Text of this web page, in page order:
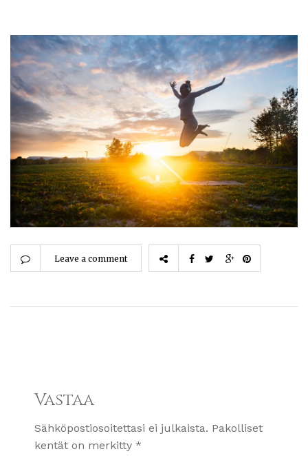
Leave a comment
Vastaa
Sähköpostiosoitettasi ei julkaista. Pakolliset
kentät on merkitty *